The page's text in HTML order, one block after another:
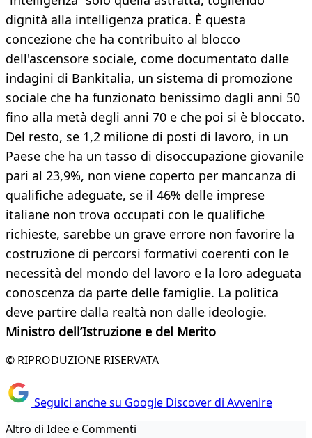
dignità alla intelligenza pratica. È questa
concezione che ha contribuito al blocco
dell'ascensore sociale, come documentato dalle
indagini di Bankitalia, un sistema di promozione
sociale che ha funzionato benissimo dagli anni 50
fino alla metà degli anni 70 e che poi si è bloccato.
Del resto, se 1,2 milione di posti di lavoro, in un
Paese che ha un tasso di disoccupazione giovanile
pari al 23,9%, non viene coperto per mancanza di
qualifiche adeguate, se il 46% delle imprese
italiane non trova occupati con le qualifiche
richieste, sarebbe un grave errore non favorire la
costruzione di percorsi formativi coerenti con le
necessità del mondo del lavoro e la loro adeguata
conoscenza da parte delle famiglie. La politica
deve partire dalla realtà non dalle ideologie.
Ministro dell’Istruzione e del Merito
© RIPRODUZIONE RISERVATA
Seguici anche su Google Discover di Avvenire
Altro di Idee e Commenti